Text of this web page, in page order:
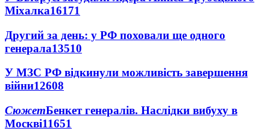
Міхалка16171
Другий за день: у РФ поховали ще одного
генерала13510
У МЗС РФ відкинули можливість завершення
війни12608
СюжетБенкет генералів. Наслідки вибуху в
Москві11651